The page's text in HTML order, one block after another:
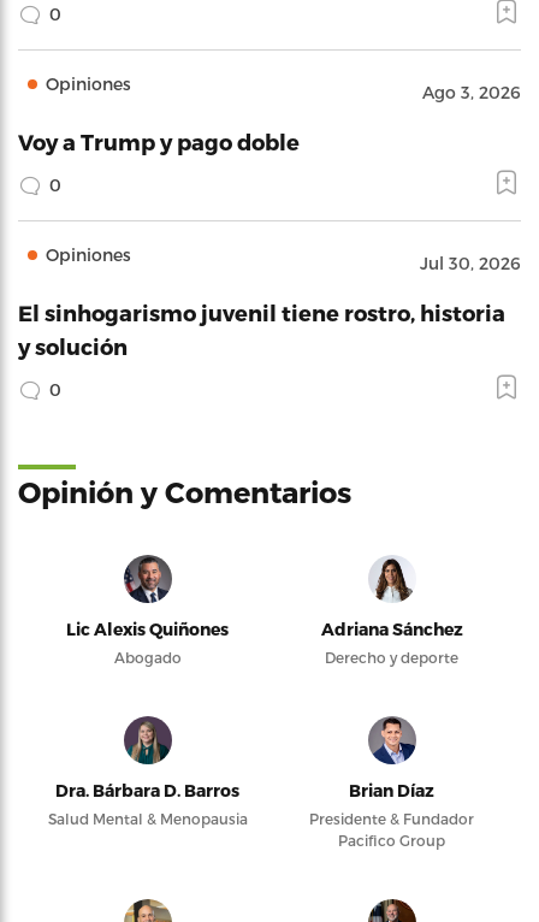
0
Opiniones Ago 3, 2026
Voy a Trump y pago doble
0
Opiniones Jul 30, 2026
El sinhogarismo juvenil tiene rostro, historia
y solución
0
Opinión y Comentarios
Lic Alexis Quiñones
Abogado
Adriana Sánchez
Derecho y deporte
Dra. Bárbara D. Barros
Salud Mental & Menopausia
Brian Díaz
Presidente & Fundador
Pacifico Group